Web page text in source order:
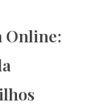
Online: